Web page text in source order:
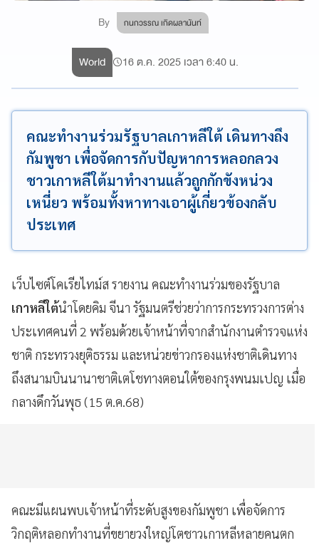
By กนกวรรณ เกิดผลานันท์
World 16 ต.ค. 2025 เวลา 6:40 น.
คณะทำงานร่วมรัฐบาลเกาหลีใต้ เดินทางถึง
กัมพูชา เพื่อจัดการกับปัญหาการหลอกลวง
ชาวเกาหลีใต้มาทำงานแล้วถูกกักขังหน่วง
เหนี่ยว พร้อมทั้งหาทางเอาผู้เกี่ยวข้องกลับ
ประเทศ
เว็บไซต์โคเรียไทม์ส รายงาน คณะทำงานร่วมของรัฐบาล
เกาหลีใต้นำโดยคิม จีนา รัฐมนตรีช่วยว่าการกระทรวงการต่าง
ประเทศคนที่ 2 พร้อมด้วยเจ้าหน้าที่จากสำนักงานตำรวจแห่ง
ชาติ กระทรวงยุติธรรม และหน่วยข่าวกรองแห่งชาติเดินทาง
ถึงสนามบินนานาชาติเตโชทางตอนใต้ของกรุงพนมเปญ เมื่อ
กลางดึกวันพุธ (15 ต.ค.68)
คณะมีแผนพบเจ้าหน้าที่ระดับสูงของกัมพูชา เพื่อจัดการ
วิกฤติหลอกทำงานที่ขยายวงใหญ่โตชาวเกาหลีหลายคนตก